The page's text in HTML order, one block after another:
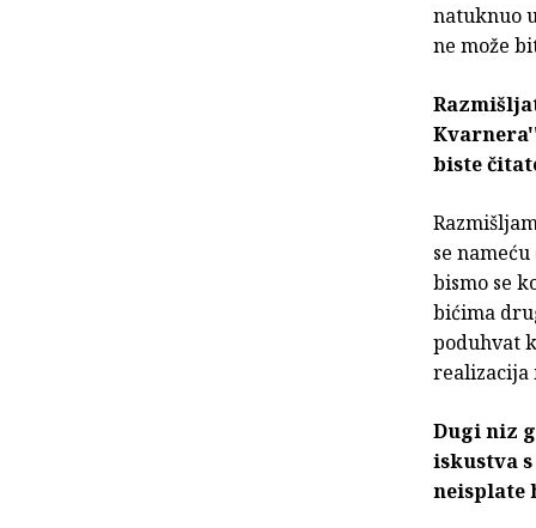
natuknuo
ne može
biste
se
bismo se
bićima
poduhvat
realizacija
Dugi niz
iskustva
neisplate